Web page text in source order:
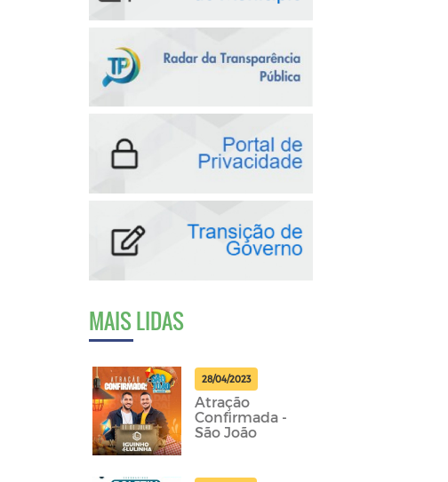
MAIS LIDAS
28/04/2023
Atração
Confirmada -
São João